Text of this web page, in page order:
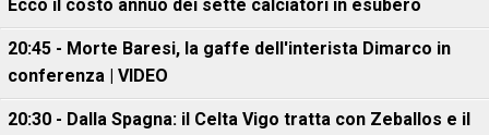
Ecco il costo annuo dei sette calciatori in esubero
20:45 - Morte Baresi, la gaffe dell'interista Dimarco in
conferenza | VIDEO
20:30 - Dalla Spagna: il Celta Vigo tratta con Zeballos e il